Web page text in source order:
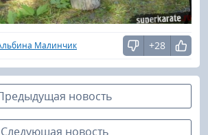
Малинчик +28
новость
Следующая новость